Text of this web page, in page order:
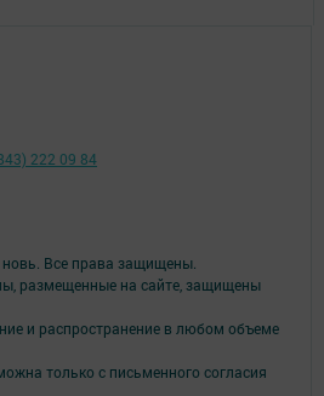
Все права защищены.
размещенные на сайте, защищены
и распространение в любом объеме
только с письменного согласия
222 09 84